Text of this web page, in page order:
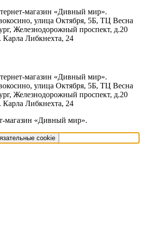
магазин «Дивный мир».
улица Октября, 5Б, ТЦ Весна
Железнодорожный проспект, д.20
Карла Либкнехта, 24
магазин «Дивный мир».
улица Октября, 5Б, ТЦ Весна
Железнодорожный проспект, д.20
Карла Либкнехта, 24
магазин «Дивный мир».
cookie